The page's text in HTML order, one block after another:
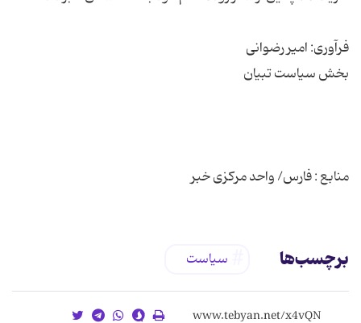
منابع : فارس/ واحد مرکزی خبر
برچسب‌ها سیاست